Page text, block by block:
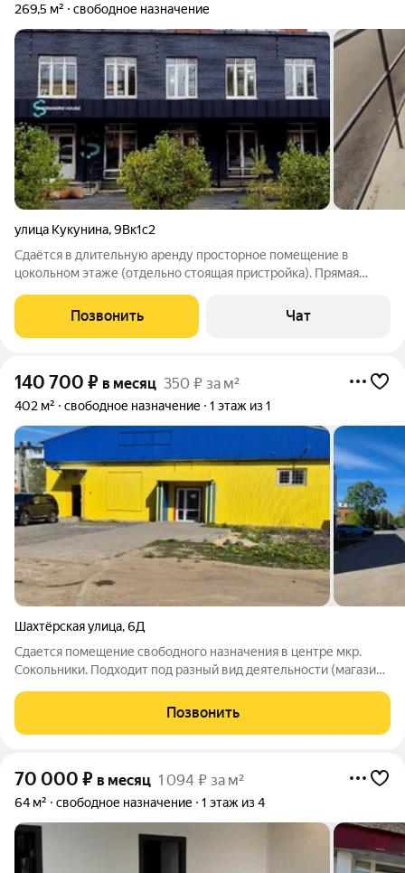
269,5 м² свободное назначение
улица Кукунина,9Вк1с2
Сдаётся в длительную аренду просторное помещение в
цокольном этаже (отдельно стоящая пристройка). Прямая
Площадь: 298 м. Этаж:
Позвонить Чат
140 700 ₽ в месяц 350 ₽ за м²
402 м² свободное назначение 1 этаж из 1
Шахтёрская улица,6Д
Сдается помещение свободного назначения в центре мкр.
Сокольники. Подходит под разный вид деятельности (магазин,
торгового зала 388 кв.м. Водоснабжение, канализация
центральные. Вода холодная,
Позвонить
70 000 ₽ в месяц 1 094 ₽ за м²
64 м² свободное назначение 1 этаж из 4